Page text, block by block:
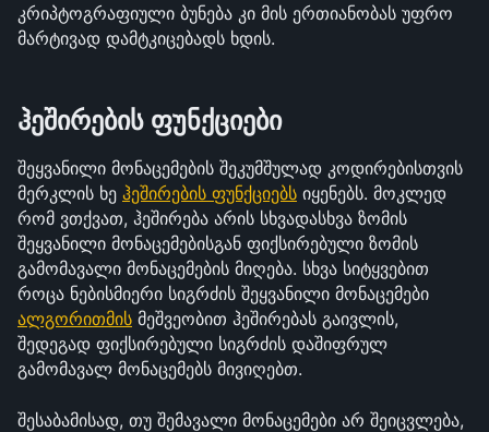
კრიპტოგრაფიული ბუნება კი მის ერთიანობას უფრო
მარტივად დამტკიცებადს ხდის.
ჰეშირების ფუნქციები
შეყვანილი მონაცემების შეკუმშულად კოდირებისთვის
მერკლის ხე ჰეშირების ფუნქციებს იყენებს. მოკლედ
რომ ვთქვათ, ჰეშირება არის სხვადასხვა ზომის
შეყვანილი მონაცემებისგან ფიქსირებული ზომის
გამომავალი მონაცემების მიღება. სხვა სიტყვებით
ალგორითმის მეშვეობით ჰეშირებას გაივლის,
შედეგად ფიქსირებული სიგრძის დაშიფრულ
გამომავალ მონაცემებს მივიღებთ.
შესაბამისად, თუ შემავალი მონაცემები არ შეიცვლება,